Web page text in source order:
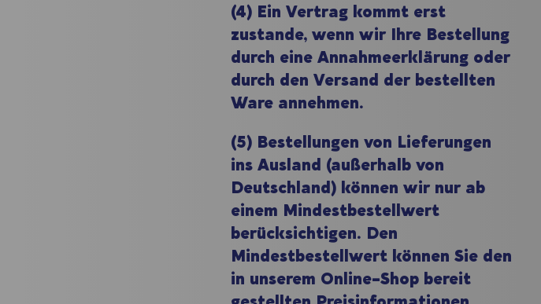
(4) Ein Vertrag kommt erst
zustande, wenn wir Ihre Bestellung
durch eine Annahmeerklärung oder
durch den Versand der bestellten
Ware annehmen.
(5) Bestellungen von Lieferungen
ins Ausland (außerhalb von
Deutschland) können wir nur ab
einem Mindestbestellwert
berücksichtigen. Den
Mindestbestellwert können Sie den
in unserem Online-Shop bereit